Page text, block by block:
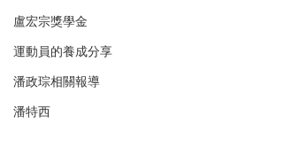
盧宏宗獎學金
運動員的養成分享
潘政琮相關報導
潘特西